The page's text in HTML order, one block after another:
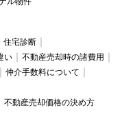
住宅診断
い
不動産売却時の諸費用
仲介手数料について
不動産売却価格の決め方